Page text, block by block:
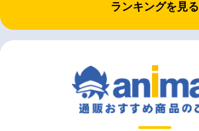
ランキングを見る